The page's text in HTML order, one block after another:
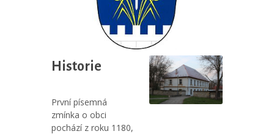
Historie
První písemná
zmínka o obci
pochází z roku 1180,